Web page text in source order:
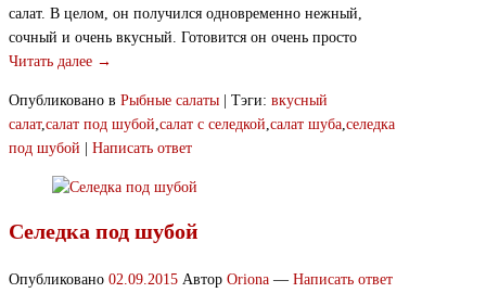
салат. В целом, он получился одновременно нежный,
сочный и очень вкусный. Готовится он очень просто
Читать далее →
Опубликовано в Рыбные салаты Тэги: вкусный
салат,салат под шубой,салат с селедкой,салат шуба,селедка
под шубой
Написать ответ
Селедка под шубой
Опубликовано 02.09.2015 Автор Oriona — Написать ответ